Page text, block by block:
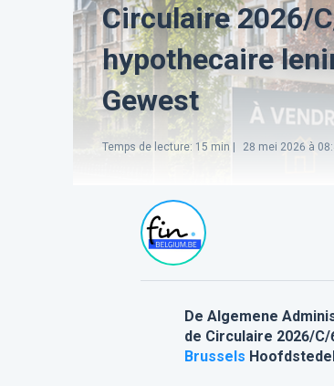
Circulaire 2026/
hypothecaire
Gewest
Temps de lecture: 15 min | 28 mei 2026 à
De Algemene
de Circulaire 2026/
Brussels